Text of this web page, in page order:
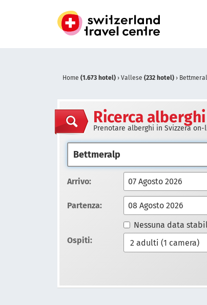
Home (1.673 hotel) › Vallese (232 hotel) ›
Ricerca alberghi
Prenotare alberghi in Svizzera on-
Arrivo:
Partenza:
Nessuna data
Ospiti: